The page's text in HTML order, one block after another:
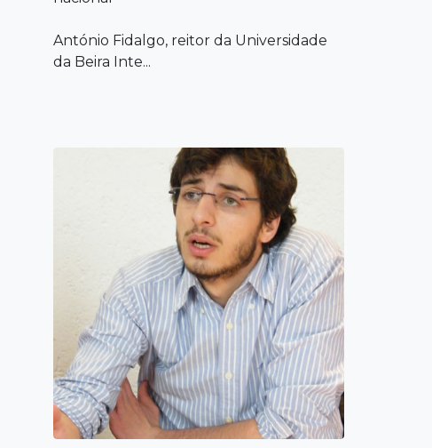
António Fidalgo, reitor da Universidade
da Beira Inte...